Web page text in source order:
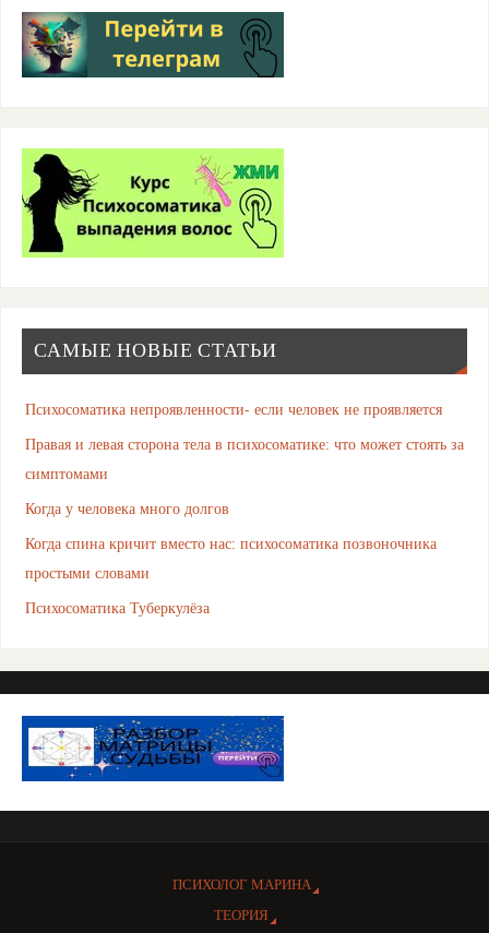
САМЫЕ НОВЫЕ СТАТЬИ
Психосоматика непроявленности- если человек не проявляется
Правая и левая сторона тела в психосоматике: что может стоять за
симптомами
Когда у человека много долгов
Когда спина кричит вместо нас: психосоматика позвоночника
простыми словами
Психосоматика Туберкулёза
ПСИХОЛОГ МАРИНА
ТЕОРИЯ